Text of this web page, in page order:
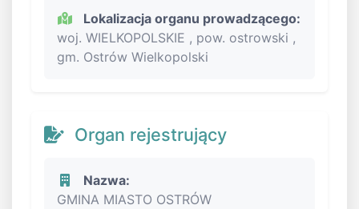
Lokalizacja organu prowadzącego:
woj. WIELKOPOLSKIE , pow. ostrowski ,
gm. Ostrów Wielkopolski
Organ rejestrujący
Nazwa:
GMINA MIASTO OSTRÓW